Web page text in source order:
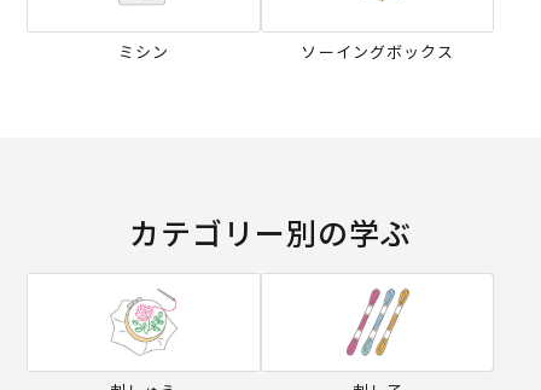
ミシン ソーイングボックス
カテゴリー別の学ぶ